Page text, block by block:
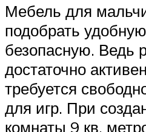
Мебель для
подобрать
безопасную. Ведь
достаточно
требуется
для игр. При
комнаты 9 кв.